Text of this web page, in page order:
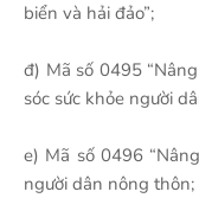
biển và hải đảo”;
đ) Mã số 0495
sóc sức khỏe người
e) Mã số 0496
người dân nông